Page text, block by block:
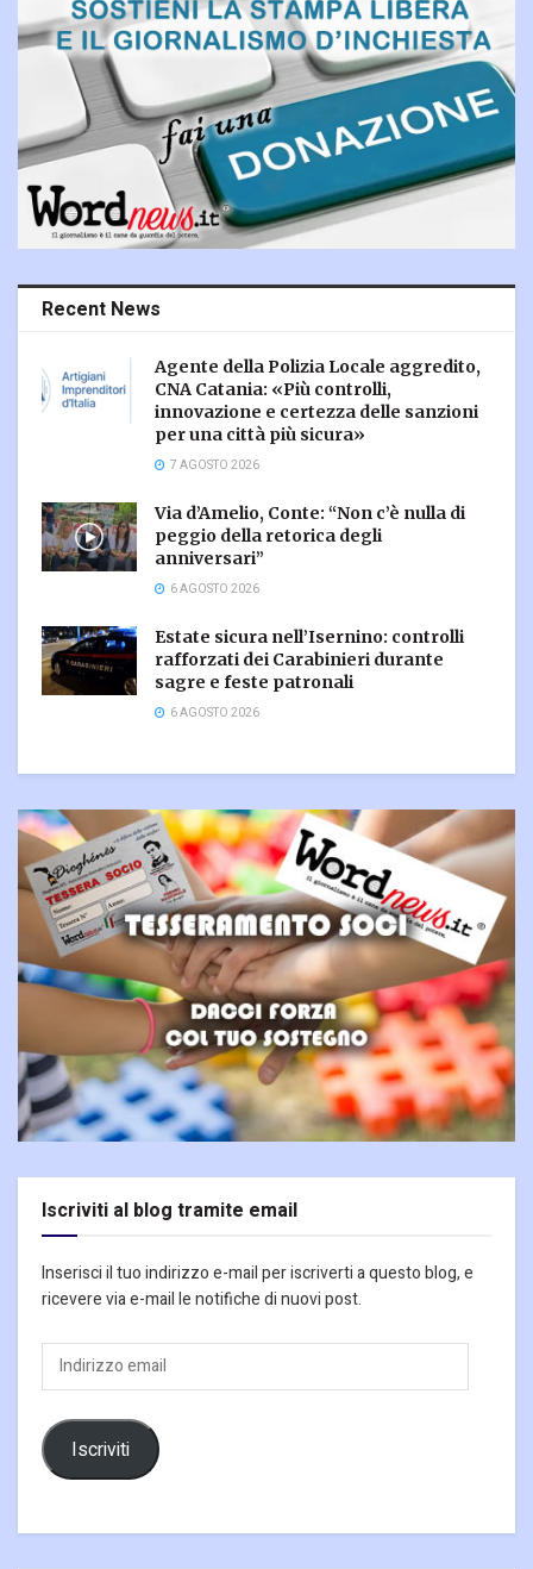
Recent News
Agente della Polizia Locale aggredito,
CNA Catania: «Più controlli,
innovazione e certezza delle sanzioni
per una città più sicura»
7 AGOSTO 2026
Via d’Amelio, Conte: “Non c’è nulla di
peggio della retorica degli
anniversari”
6 AGOSTO 2026
Estate sicura nell’Isernino: controlli
rafforzati dei Carabinieri durante
sagre e feste patronali
6 AGOSTO 2026
Iscriviti al blog tramite email
Inserisci il tuo indirizzo e-mail per iscriverti a questo blog, e
ricevere via e-mail le notifiche di nuovi post.
Indirizzo
email
Iscriviti